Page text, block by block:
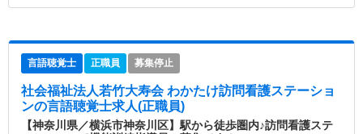
言語聴覚士 正職員 募集停止
社会福祉法人若竹大寿会 わかたけ訪問看護ステーショ
ンの言語聴覚士求人(正職員)
【神奈川県／横浜市神奈川区】駅から徒歩圏内♪訪問看護ステ